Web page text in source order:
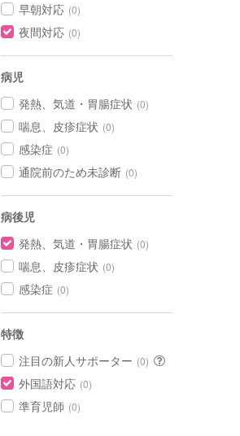
早朝対応 (0)
夜間対応 (0)
病児
発熱、気道・胃腸症状 (0)
喘息、皮疹症状 (0)
感染症 (0)
通院前のため未診断 (0)
病後児
発熱、気道・胃腸症状 (0)
喘息、皮疹症状 (0)
感染症 (0)
特徴
注目の新人サポーター (0)
外国語対応 (0)
準育児師 (0)